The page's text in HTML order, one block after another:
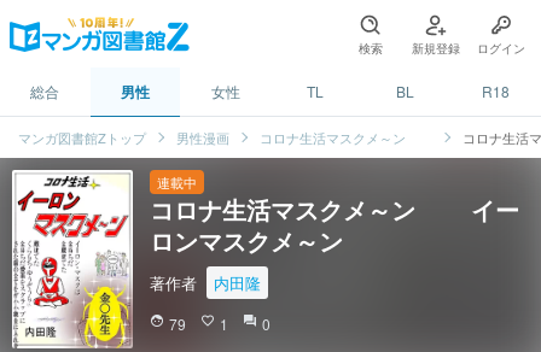
検索 新規登録 ログイン
総合 男性 女性 TL BL R18
マンガ図書館Zトップ 男性漫画 コロナ生活マスクメ～ン コロナ生
連載中
コロナ生活マスクメ～ン イー
ロンマスクメ～ン
著作者 内田隆
face 79 favorite_border 1 question_answer 0